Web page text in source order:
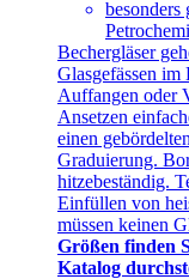
besonders
Bechergläser
Glasgefässen im
Auffangen oder
Ansetzen
einen
Graduierung.
hitzebeständig.
Einfüllen von
müssen keinen
Größen finden
Katalog